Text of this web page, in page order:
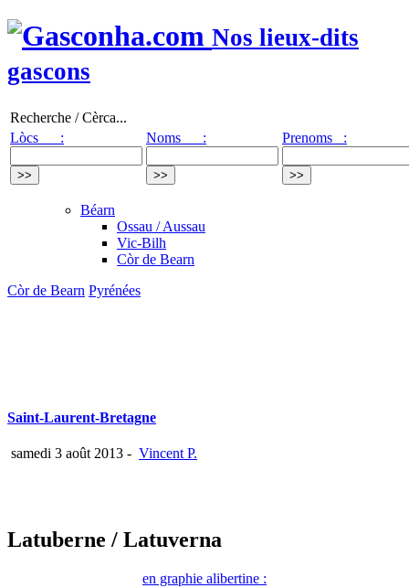
Nos lieux-dits
gascons
Recherche / Cèrca...
Lòcs :
Noms : Prenoms :
Béarn
Ossau / Aussau
Vic-Bilh
Còr de Bearn
Còr de Bearn Pyrénées
Saint-Laurent-Bretagne
samedi 3 août 2013 - Vincent P.
Latuberne / Latuverna
en graphie alibertine :